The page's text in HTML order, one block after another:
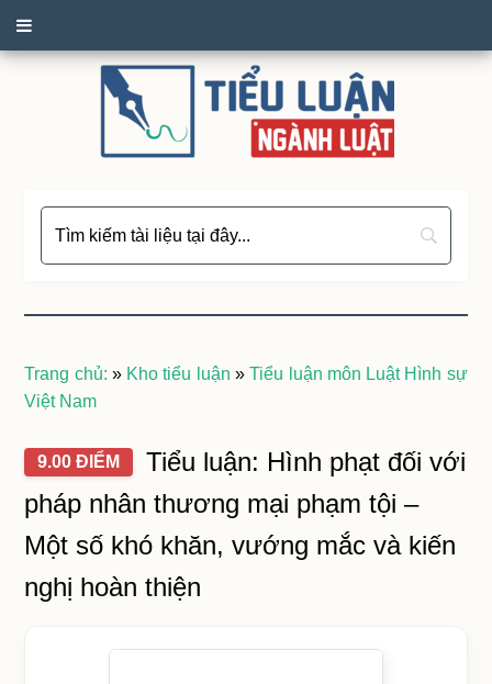
Trang chủ: » Kho tiểu luận »Tiểu luận môn Luật Hình sự
Việt Nam
9.00 ĐIỂM
Tiểu luận: Hình phạt đối với
pháp nhân thương mại phạm tội –
Một số khó khăn, vướng mắc và kiến
nghị hoàn thiện